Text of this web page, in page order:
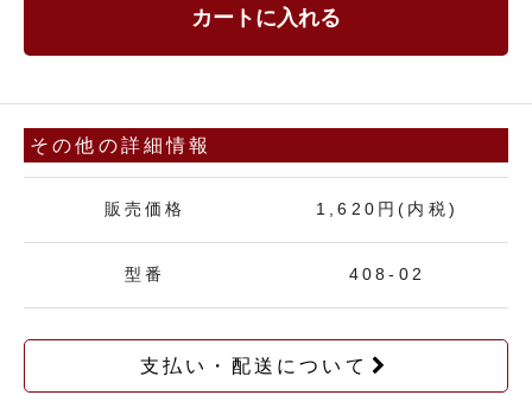
カートに入れる
その他の詳細情報
販売価格 1,620円(内税)
型番 408-02
支払い・配送について